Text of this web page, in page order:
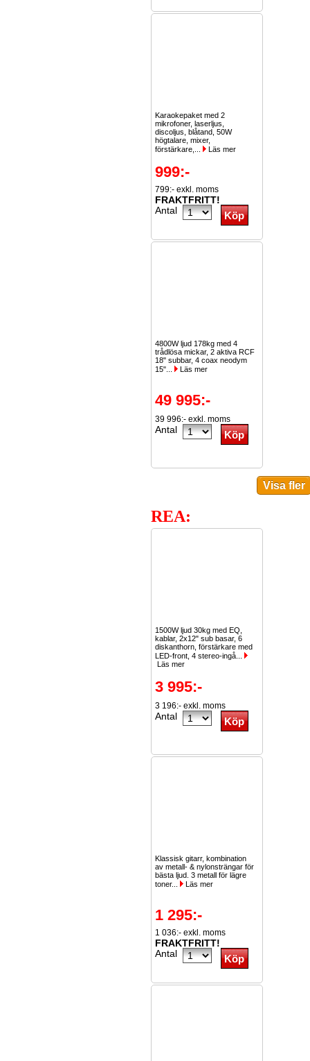
Karaokepaket med 2
mikrofoner, laserljus,
discoljus, blåtand, 50W
högtalare, mixer,
förstärkare,...
Läs mer
999:-
799:- exkl. moms
FRAKTFRITT!
Antal
4800W ljud 178kg med 4
trådlösa mickar, 2 aktiva RCF
18" subbar, 4 coax neodym
15"...
Läs mer
49 995:-
39 996:- exkl. moms
Antal
REA:
1500W ljud 30kg med EQ,
kablar, 2x12" sub basar, 6
diskanthorn, förstärkare med
LED-front, 4 stereo-ingå...
Läs mer
3 995:-
3 196:- exkl. moms
Antal
Klassisk gitarr, kombination
av metall- & nylonsträngar för
bästa ljud. 3 metall för lägre
toner...
Läs mer
1 295:-
1 036:- exkl. moms
FRAKTFRITT!
Antal